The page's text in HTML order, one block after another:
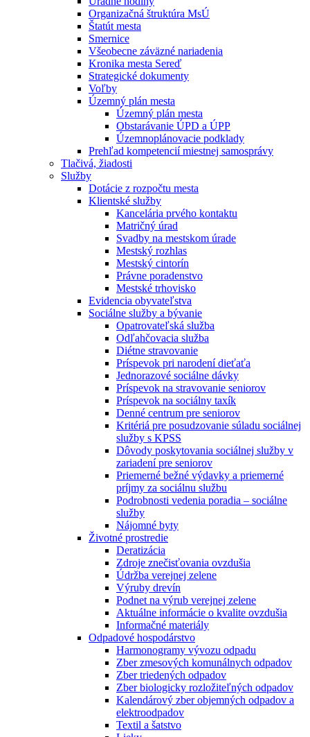
Organizačná štruktúra MsÚ
Štatút mesta
Smernice
Všeobecne záväzné nariadenia
Kronika mesta Sereď
Strategické dokumenty
Voľby
Územný plán mesta
Územný plán mesta
Obstarávanie ÚPD a ÚPP
Územnoplánovacie podklady
Prehľad kompetencií miestnej samosprávy
Tlačivá, žiadosti
Služby
Dotácie z rozpočtu mesta
Klientské služby
Kancelária prvého kontaktu
Matričný úrad
Svadby na mestskom úrade
Mestský rozhlas
Mestský cintorín
Právne poradenstvo
Mestské trhovisko
Evidencia obyvateľstva
Sociálne služby a bývanie
Opatrovateľská služba
Odľahčovacia služba
Diétne stravovanie
Príspevok pri narodení dieťaťa
Jednorazové sociálne dávky
Príspevok na stravovanie seniorov
Príspevok na sociálny taxík
Denné centrum pre seniorov
Kritériá pre posudzovanie súladu sociálnej
služby s KPSS
Dôvody poskytovania sociálnej služby v
zariadení pre seniorov
Priemerné bežné výdavky a priemerné
príjmy za sociálnu službu
Podrobnosti vedenia poradia – sociálne
služby
Nájomné byty
Životné prostredie
Deratizácia
Zdroje znečisťovania ovzdušia
Údržba verejnej zelene
Výruby drevín
Podnet na výrub verejnej zelene
Aktuálne informácie o kvalite ovzdušia
Informačné materiály
Odpadové hospodárstvo
Harmonogramy vývozu odpadu
Zber zmesových komunálnych odpadov
Zber triedených odpadov
Zber biologicky rozložiteľných odpadov
Kalendárový zber objemných odpadov a
elektroodpadov
Textil a šatstvo